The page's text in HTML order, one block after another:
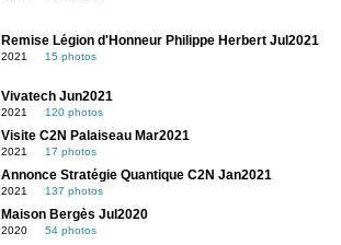
Remise Légion d'Honneur Philippe Herbert Jul2021
2021 15 photos
Vivatech Jun2021
2021 120 photos
Visite C2N Palaiseau Mar2021
2021 17 photos
Annonce Stratégie Quantique C2N Jan2021
2021 137 photos
Maison Bergès Jul2020
2020 54 photos